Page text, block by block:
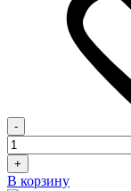
-
+
В корзину